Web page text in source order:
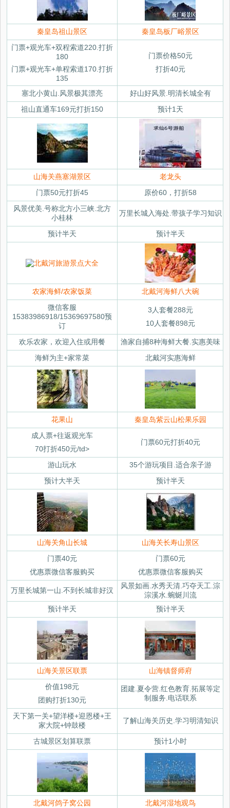
秦皇岛祖山景区
秦皇岛板厂峪景区
门票+观光车+双程索道220.打折
180
门票+观光车+单程索道170.打折
135
门票价格50元
打折40元
塞北小黄山.风景极其漂亮
好山好风景.明清长城全有
祖山直通车169元打折150
预计1天
山海关燕塞湖景区
老龙头
门票50元打折45
原价60，打折58
风景优美.号称北方小三峡.北方
小桂林
万里长城入海处.带孩子学习知识
预计半天 预计半天
农家海鲜/农家饭菜
北戴河海鲜八大碗
微信客服
15383986918/15369697580预
订
3人套餐288元
10人套餐898元
欢乐农家，欢迎入住或用餐
渔家自捕8种海鲜大餐.实惠美味
海鲜为主+家常菜
北戴河实惠海鲜
花果山
秦皇岛紫云山松果乐园
成人票+往返观光车
70打折450元/td>
门票60元打折40元
游山玩水
35个游玩项目.适合亲子游
预计大半天
预计半天
山海关角山长城
山海关长寿山景区
门票40元
优惠票微信客服购买
门票60元
优惠票微信客服购买
万里长城第一山.不到长城非好汉
风景如画.水秀天清.巧夺天工.淙
淙溪水.蜿蜒川流
预计半天
预计半天
山海关景区联票
山海镇督师府
价值198元
团购打折130元
团建.夏令营.红色教育.拓展等定
制服务.电话联系
天下第一关+望洋楼+迎恩楼+王
家大院+钟鼓楼
了解山海关历史.学习明清知识
古城景区划算联票 预计1小时
北戴河鸽子窝公园
北戴河湿地观鸟